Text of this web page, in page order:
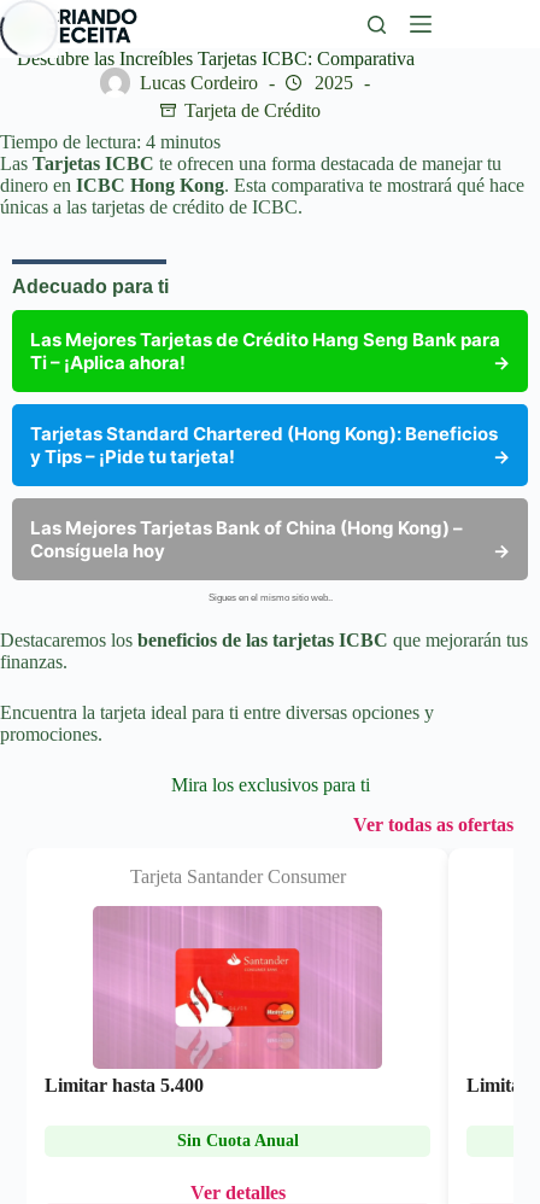
Saltar
al
contenido
Descubre las Increíbles Tarjetas ICBC: Comparativa
Lucas Cordeiro
2025
Tarjeta de Crédito
Tiempo de lectura: 4 minutos
Las Tarjetas ICBC te ofrecen una forma destacada de manejar tu
dinero en ICBC Hong Kong. Esta comparativa te mostrará qué hace
únicas a las tarjetas de crédito de ICBC.
Adecuado para ti
Las Mejores Tarjetas de Crédito Hang Seng Bank para
Ti – ¡Aplica ahora!
→
Tarjetas Standard Chartered (Hong Kong): Beneficios
y Tips – ¡Pide tu tarjeta!
→
Las Mejores Tarjetas Bank of China (Hong Kong) –
Consíguela hoy
→
Sigues en el mismo sitio web..
Destacaremos los beneficios de las tarjetas ICBC que mejorarán tus
finanzas.
Encuentra la tarjeta ideal para ti entre diversas opciones y
promociones.
Mira los exclusivos para ti
Ver todas as ofertas
Tarjeta Santander Consumer
Limitar hasta5.400
Sin Cuota Anual
Ver detalles
Limitar